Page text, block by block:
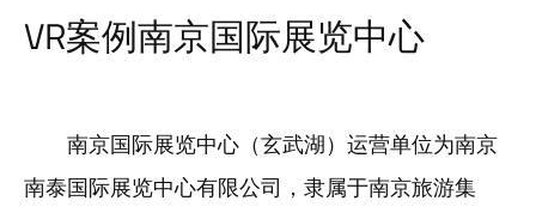
VR案例南京国际展览中心
南京国际展览中心（玄武湖）运营单位为南京
南泰国际展览中心有限公司，隶属于南京旅游集